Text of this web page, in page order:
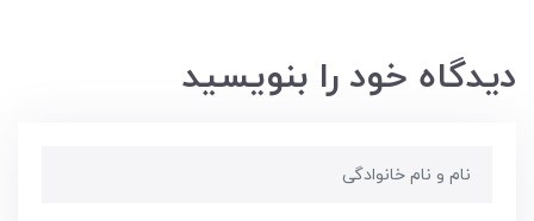
دیدگاه خود را بنویسید